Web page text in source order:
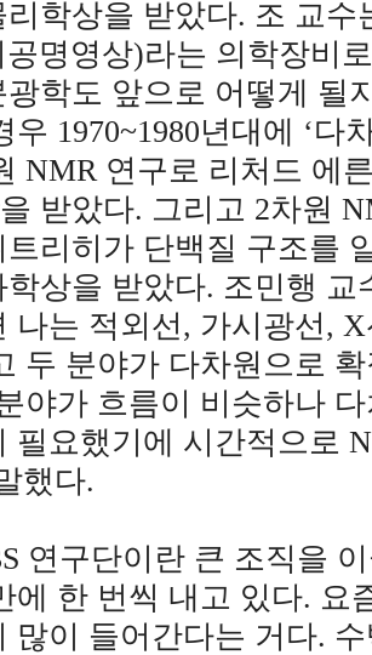
리학상을 받았다. 조 교
명영상)라는 의학장비
광학도 앞으로 어떻게 될
우 1970~1980년대에 ‘다
NMR 연구로 리처드 에
받았다. 그리고 2차원
트리히가 단백질 구조를
학상을 받았다. 조민행
나는 적외선, 가시광선,
두 분야가 다차원으로
야가 흐름이 비슷하나
필요했기에 시간적으로
했다.
연구단이란 큰 조직을
에 한 번씩 내고 있다. 요
많이 들어간다는 거다.